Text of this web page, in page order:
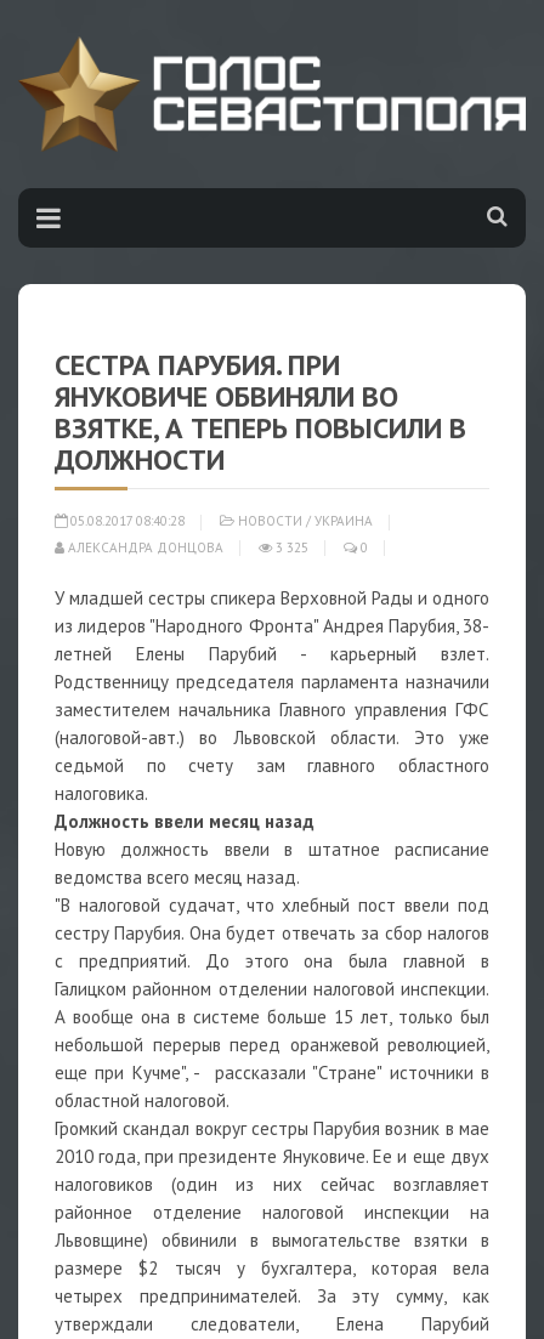
СЕСТРА ПАРУБИЯ. ПРИ
ЯНУКОВИЧЕ ОБВИНЯЛИ ВО
ВЗЯТКЕ, А ТЕПЕРЬ ПОВЫСИЛИ В
ДОЛЖНОСТИ
05.08.2017 08:40:28 НОВОСТИ / УКРАИНА
АЛЕКСАНДРА ДОНЦОВА
3 325 0
У младшей сестры спикера Верховной Рады и одного
из лидеров "Народного Фронта" Андрея Парубия, 38-
летней Елены Парубий - карьерный взлет.
Родственницу председателя парламента назначили
заместителем начальника Главного управления ГФС
(налоговой-авт.) во Львовской области. Это уже
седьмой по счету зам главного областного
налоговика.
Должность ввели месяц назад
Новую должность ввели в штатное расписание
ведомства всего месяц назад.
"В налоговой судачат, что хлебный пост ввели под
сестру Парубия. Она будет отвечать за сбор налогов
с предприятий. До этого она была главной в
Галицком районном отделении налоговой инспекции.
А вообще она в системе больше 15 лет, только был
небольшой перерыв перед оранжевой революцией,
еще при Кучме", - рассказали "Стране" источники в
областной налоговой.
Громкий скандал вокруг сестры Парубия возник в мае
2010 года, при президенте Януковиче. Ее и еще двух
налоговиков (один из них сейчас возглавляет
районное отделение налоговой инспекции на
Львовщине) обвинили в вымогательстве взятки в
размере $2 тысяч у бухгалтера, которая вела
четырех предпринимателей. За эту сумму, как
утверждали следователи, Елена Парубий